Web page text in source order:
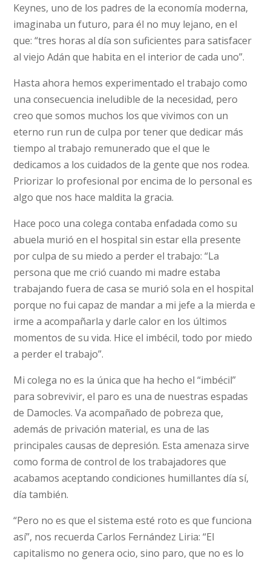
Keynes, uno de los padres de la economía moderna,
imaginaba un futuro, para él no muy lejano, en el
que: “tres horas al día son suficientes para satisfacer
al viejo Adán que habita en el interior de cada uno”.
Hasta ahora hemos experimentado el trabajo como
una consecuencia ineludible de la necesidad, pero
creo que somos muchos los que vivimos con un
eterno run run de culpa por tener que dedicar más
tiempo al trabajo remunerado que el que le
dedicamos a los cuidados de la gente que nos rodea.
Priorizar lo profesional por encima de lo personal es
algo que nos hace maldita la gracia.
Hace poco una colega contaba enfadada como su
abuela murió en el hospital sin estar ella presente
por culpa de su miedo a perder el trabajo: “La
persona que me crió cuando mi madre estaba
trabajando fuera de casa se murió sola en el hospital
porque no fui capaz de mandar a mi jefe a la mierda e
irme a acompañarla y darle calor en los últimos
momentos de su vida. Hice el imbécil, todo por miedo
a perder el trabajo”.
Mi colega no es la única que ha hecho el “imbécil”
para sobrevivir, el paro es una de nuestras espadas
de Damocles. Va acompañado de pobreza que,
además de privación material, es una de las
principales causas de depresión. Esta amenaza sirve
como forma de control de los trabajadores que
acabamos aceptando condiciones humillantes día sí,
día también.
“Pero no es que el sistema esté roto es que funciona
así”, nos recuerda Carlos Fernández Liria: “El
capitalismo no genera ocio, sino paro, que no es lo